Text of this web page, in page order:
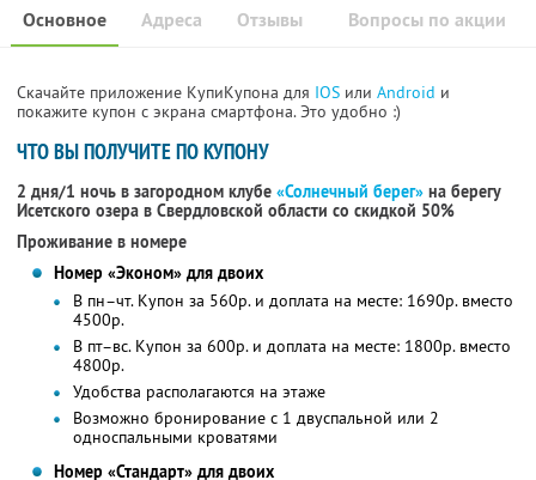
Основное Отзывы Вопросы по акции
Адреса
Скачайте приложение КупиКупона для IOS или Android и
покажите купон с экрана смартфона. Это удобно :)
ЧТО ВЫ ПОЛУЧИТЕ ПО КУПОНУ
2 дня/1 ночь в загородном клубе «Солнечный берег» на берегу
Исетского озера в Свердловской области со скидкой 50%
Проживание в номере
Номер «Эконом» для двоих
В пн–чт. Купон за 560р. и доплата на месте: 1690р. вместо
4500р.
В пт–вс. Купон за 600р. и доплата на месте: 1800р. вместо
4800р.
Удобства располагаются на этаже
Возможно бронирование с 1 двуспальной или 2
односпальными кроватями
Номер «Стандарт» для двоих